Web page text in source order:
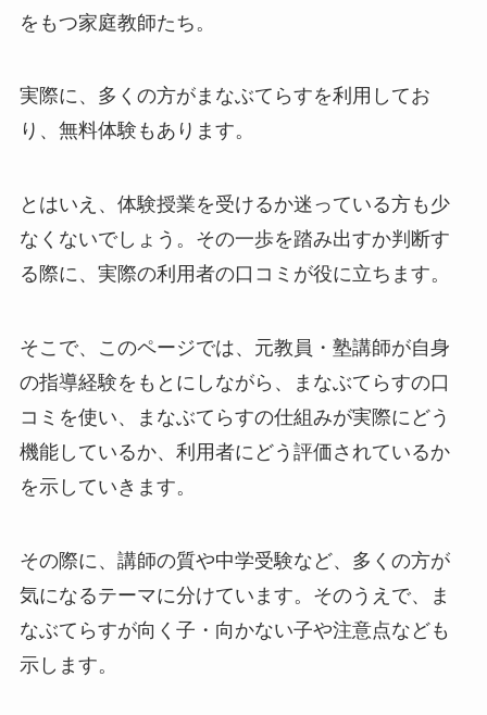
をもつ家庭教師たち。
実際に、多くの方がまなぶてらすを利用してお
り、無料体験もあります。
とはいえ、体験授業を受けるか迷っている方も少
なくないでしょう。その一歩を踏み出すか判断す
る際に、実際の利用者の口コミが役に立ちます。
そこで、このページでは、元教員・塾講師が自身
の指導経験をもとにしながら、まなぶてらすの口
コミを使い、まなぶてらすの仕組みが実際にどう
機能しているか、利用者にどう評価されているか
を示していきます。
その際に、講師の質や中学受験など、多くの方が
気になるテーマに分けています。そのうえで、ま
なぶてらすが向く子・向かない子や注意点なども
示します。